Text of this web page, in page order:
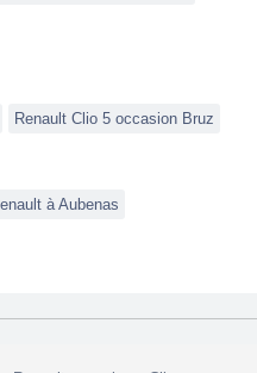
Renault Clio 5 occasion Bruz
à Aubenas